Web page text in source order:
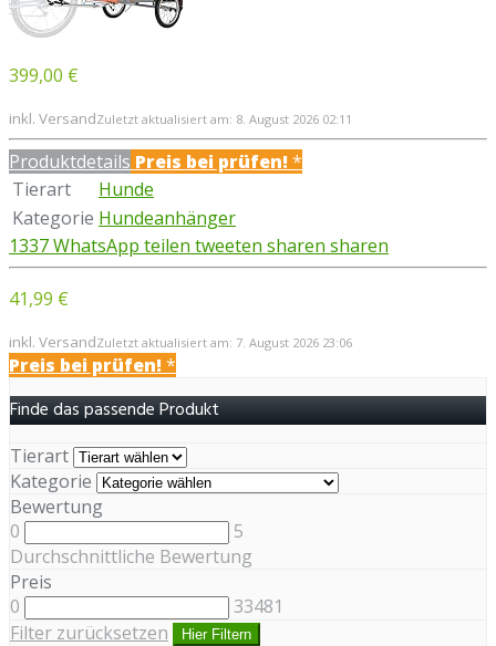
399,00 €
inkl. VersandZuletzt aktualisiert am: 8. August 2026 02:11
Produktdetails Preis bei prüfen!*
Tierart
Hunde
Kategorie Hundeanhänger
1337WhatsApp teilen tweeten sharen sharen
41,99 €
inkl. VersandZuletzt aktualisiert am: 7. August 2026 23:06
Preis bei prüfen!*
Finde das passende Produkt
Tierart
Kategorie
Bewertung
0
5
Durchschnittliche Bewertung
Preis
0
33481
Filter zurücksetzen
Hier Filtern